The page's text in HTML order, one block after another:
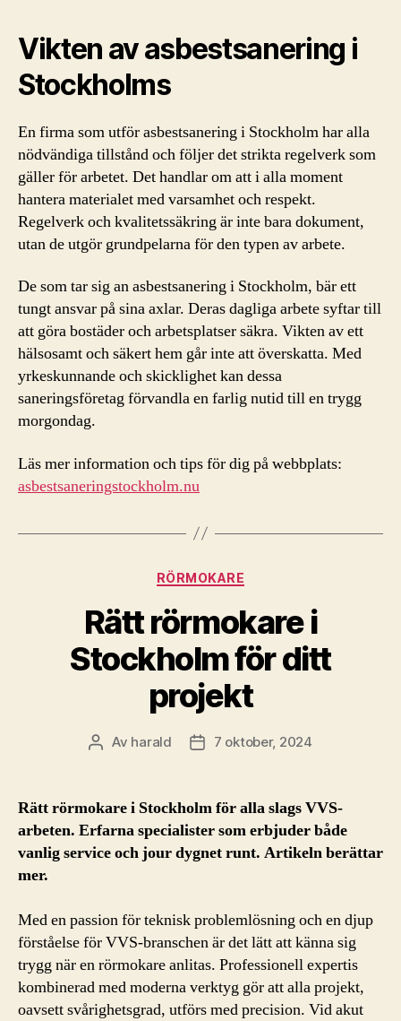
Vikten av asbestsanering i
Stockholms
En firma som utför asbestsanering i Stockholm har alla
nödvändiga tillstånd och följer det strikta regelverk som
gäller för arbetet. Det handlar om att i alla moment
hantera materialet med varsamhet och respekt.
Regelverk och kvalitetssäkring är inte bara dokument,
utan de utgör grundpelarna för den typen av arbete.
De som tar sig an asbestsanering i Stockholm, bär ett
tungt ansvar på sina axlar. Deras dagliga arbete syftar till
att göra bostäder och arbetsplatser säkra. Vikten av ett
hälsosamt och säkert hem går inte att överskatta. Med
yrkeskunnande och skicklighet kan dessa
saneringsföretag förvandla en farlig nutid till en trygg
morgondag.
Läs mer information och tips för dig på webbplats:
asbestsaneringstockholm.nu
Kategorier
RÖRMOKARE
Rätt rörmokare i
Stockholm för ditt
projekt
Inläggsförfattare
Av harald Inläggsdatum
7 oktober, 2024
Rätt rörmokare i Stockholm för alla slags VVS-
arbeten. Erfarna specialister som erbjuder både
vanlig service och jour dygnet runt. Artikeln berättar
mer.
Med en passion för teknisk problemlösning och en djup
förståelse för VVS-branschen är det lätt att känna sig
trygg när en rörmokare anlitas. Professionell expertis
kombinerad med moderna verktyg gör att alla projekt,
oavsett svårighetsgrad, utförs med precision. Vid akut